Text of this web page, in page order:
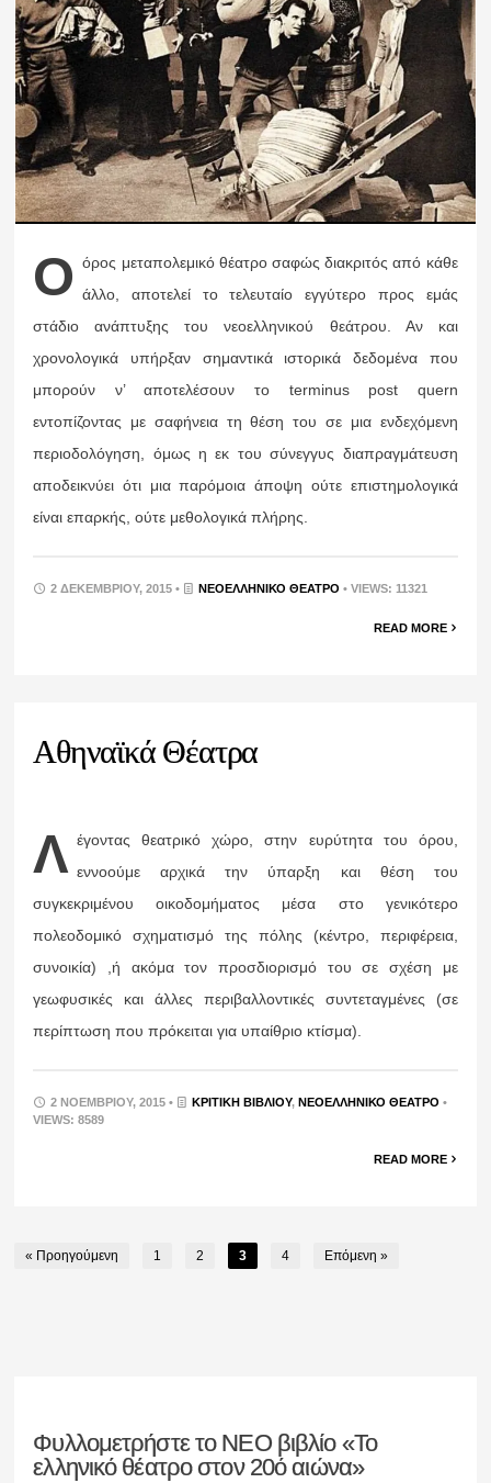
Ο όρος μεταπολεμικό θέατρο σαφώς διακριτός από κάθε
άλλο, αποτελεί το τελευταίο εγγύτερο προς εμάς
στάδιο ανάπτυξης του νεοελληνικού θεάτρου. Αν και
χρονολογικά υπήρξαν σημαντικά ιστορικά δεδομένα που
μπορούν ν’ αποτελέσουν το terminus post quern
εντοπίζοντας με σαφήνεια τη θέση του σε μια ενδεχόμενη
περιοδολόγηση, όμως η εκ του σύνεγγυς διαπραγμάτευση
αποδεικνύει ότι μια παρόμοια άποψη ούτε επιστημολογικά
είναι επαρκής, ούτε μεθολογικά πλήρης.
2 ΔΕΚΕΜΒΡΊΟΥ, 2015 • ΝΕΟΕΛΛΗΝΙΚΌ ΘΈΑΤΡΟ • VIEWS: 11321
READ MORE
Αθηναϊκά Θέατρα
Λ έγοντας θεατρικό χώρο, στην ευρύτητα του όρου,
εννοούμε αρχικά την ύπαρξη και θέση του
συγκεκριμένου οικοδομήματος μέσα στο γενικότερο
πολεοδομικό σχηματισμό της πόλης (κέντρο, περιφέρεια,
συνοικία) ,ή ακόμα τον προσδιορισμό του σε σχέση με
γεωφυσικές και άλλες περιβαλλοντικές συντεταγμένες (σε
περίπτωση που πρόκειται για υπαίθριο κτίσμα).
2 ΝΟΕΜΒΡΊΟΥ, 2015 • ΚΡΙΤΙΚΉ ΒΙΒΛΊΟΥ,ΝΕΟΕΛΛΗΝΙΚΌ ΘΈΑΤΡΟ •
VIEWS: 8589
READ MORE
« Προηγούμενη 1 2 3 4 Επόμενη »
Φυλλομετρήστε το ΝΕΟ βιβλίο «Το
ελληνικό θέατρο στον 20ό αιώνα»